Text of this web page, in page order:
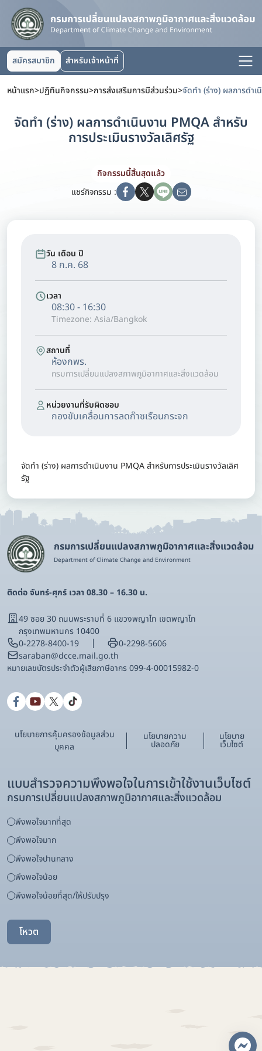
สมัครสมาชิก สำหรับเจ้าหน้าที่
หน้าแรก>ปฏิทินกิจกรรม>การส่งเสริมการมีส่วนร่วม>
จัดทำ (ร่าง) ผลการดำเนินงาน PMQA สำหรับ
การประเมินรางวัลเลิศรัฐ
กิจกรรมนี้สิ้นสุดแล้ว
แชร์กิจกรรม :
วัน เดือน ปี
8 ก.ค. 68
เวลา
08:30 - 16:30
Timezone: Asia/Bangkok
สถานที่
ห้องกพร.
กรมการเปลี่ยนแปลงสภาพภูมิอากาศและสิ่งแวดล้อม
หน่วยงานที่รับผิดชอบ
กองขับเคลื่อนการลดก๊าซเรือนกระจก
จัดทำ (ร่าง) ผลการดำเนินงาน PMQA สำหรับการประเมินรางวัลเลิศ
รัฐ
กรมการเปลี่ยนแปลงสภาพภูมิอากาศและสิ่งแวดล้อม
Department of Climate Change and Environment
ติดต่อ จันทร์-ศุกร์ เวลา 08.30 – 16.30 น.
49 ซอย 30 ถนนพระรามที่ 6 แขวงพญาไท เขตพญาไท
กรุงเทพมหานคร 10400
0-2278-8400-19
0-2298-5606
saraban@dcce.mail.go.th
หมายเลขบัตรประจําตัวผู้เสียภาษีอากร 099-4-00015982-0
นโยบายการคุ้มครองข้อมูลส่วน
บุคคล
นโยบายความ
ปลอดภัย
นโยบาย
เว็บไซต์
แบบสำรวจความพึงพอใจในการเข้าใช้งานเว็บไซต์
กรมการเปลี่ยนแปลงสภาพภูมิอากาศและสิ่งแวดล้อม
พึงพอใจมากที่สุด
พึงพอใจมาก
พึงพอใจปานกลาง
พึงพอใจน้อย
พึงพอใจน้อยที่สุด/ให้ปรับปรุง
โหวต